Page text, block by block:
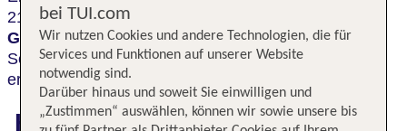
21. Jahrhunderts. Von dem zentral gelegenen
Gründerzeitpalaisaus lassen sich alle
Sehenswürdigkeiten der Innenstadt bequem zu Fuß
erreichen.
Highlights
bei TUI.com
Wir nutzen Cookies und andere Technologien, die für
Services und Funktionen auf unserer Website
notwendig sind.
Darüber hinaus und soweit Sie einwilligen und
„Zustimmen“ auswählen, können wir sowie unsere bis